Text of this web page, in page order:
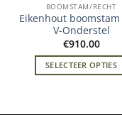
BOOMSTAM/RECHT
Eikenhout
V-Onderstel
€910.00
SELECTEER OPTIES